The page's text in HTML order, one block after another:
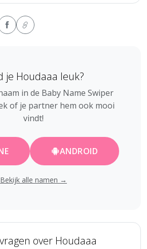
je Houdaaa leuk?
in de Baby Name Swiper
of je partner hem ook mooi
vindt!
ANDROID
Bekijk alle namen →
over Houdaaa